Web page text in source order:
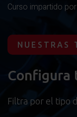
Curso impartido por
NUESTRAS
Configura
Filtra por el tipo